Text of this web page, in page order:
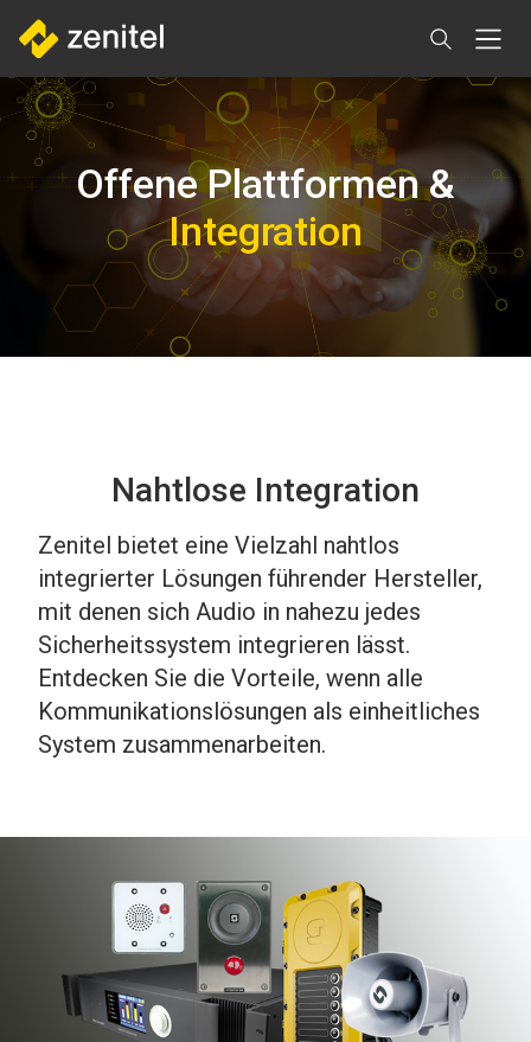
zum
Inhalt
Offene Plattformen &
Integration
Nahtlose Integration
Zenitel bietet eine Vielzahl nahtlos
integrierter Lösungen führender Hersteller,
mit denen sich Audio in nahezu jedes
Sicherheitssystem integrieren lässt.
Entdecken Sie die Vorteile, wenn alle
Kommunikationslösungen als einheitliches
System zusammenarbeiten.